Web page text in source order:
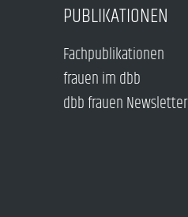
PUBLIKATIONEN
Fachpublikationen
frauen im dbb
dbb frauen Newsletter